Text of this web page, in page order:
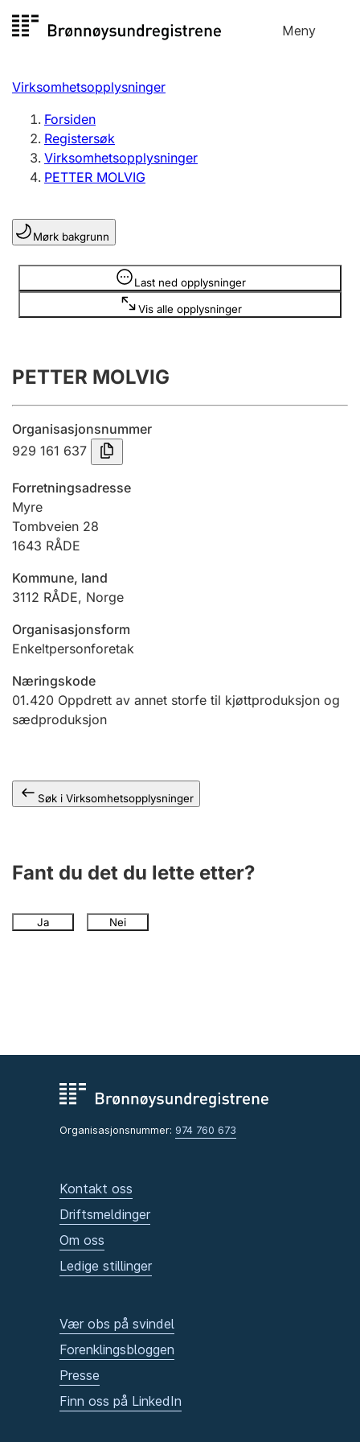
til
Meny
Registersøk
Aksjeselskap
Enkeltpersonforetak
Registrere, endre, slette
Lag og forening
Registrere, endre, slette
Innsending og forsinkelsesgebyr
Tinglysing
Jeger
Betaling og jegeravgiftskort
Ektepaktveileder
Andre tema
Virksomhetsopplysninger
Forsiden
Registersøk
Virksomhetsopplysninger
PETTER MOLVIG
Mørk bakgrunn
Last ned opplysninger
Vis alle opplysninger
Opplysninger er skjult
PETTER MOLVIG
Organisasjonsnummer
929 161 637
Forretningsadresse
Myre
Tombveien 28
1643 RÅDE
Kommune, land
3112 RÅDE, Norge
Organisasjonsform
Enkeltpersonforetak
Næringskode
01.420 Oppdrett av annet storfe til kjøttproduksjon og
sædproduksjon
Søk i Virksomhetsopplysninger
Fant du det du lette etter?
Ja Nei
Organisasjonsnummer: 974 760 673
Kontakt oss
Driftsmeldinger
Om oss
Ledige stillinger
Vær obs på svindel
Forenklingsbloggen
Presse
Finn oss på LinkedIn